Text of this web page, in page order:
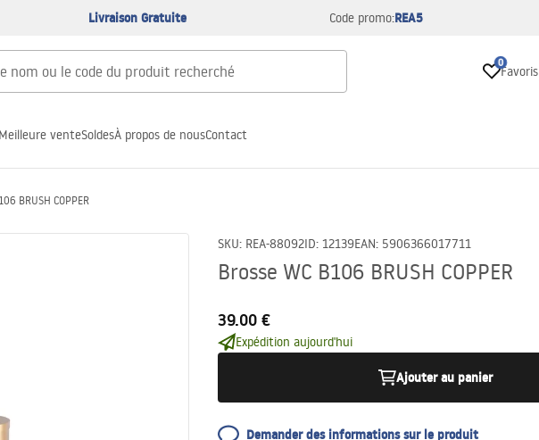
Livraison Gratuite Code promo:REA5
0
Favoris
Meilleure venteSoldesÀ propos de nousContact
BRUSH COPPER
SKU: REA-88092ID: 12139EAN: 5906366017711
Brosse WC B106 BRUSH COPPER
39.00 €
Expédition aujourd'hui
Ajouter au panier
Demander des informations sur le produit